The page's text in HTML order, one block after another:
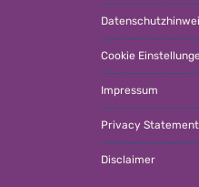
Cookie
Impressum
Privacy Statement
Disclaimer